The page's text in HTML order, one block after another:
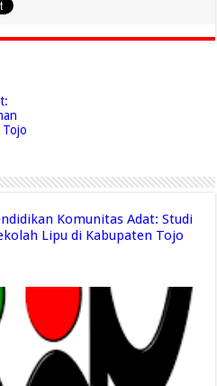
Komunitas Adat: Studi
Lipu di Kabupaten Tojo